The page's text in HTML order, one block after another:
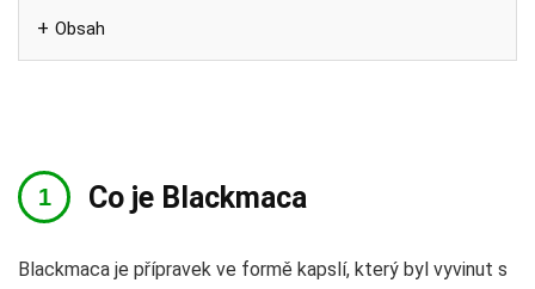
Obsah
Co je Blackmaca
Blackmaca je přípravek ve formě kapslí, který byl vyvinut s